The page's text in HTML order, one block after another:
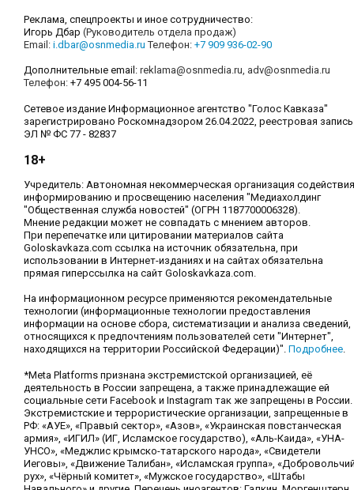
Реклама, спецпроекты и иное сотрудничество:
Игорь Дбар (Руководитель отдела продаж)
Email: i.dbar@osnmedia.ru Телефон: +7 909 936-02-90
Дополнительные email: reklama@osnmedia.ru, adv@osnmedia.ru
Телефон: +7 495 004-56-11
Сетевое издание Информационное агентство "Голос Кавказа"
зарегистрировано Роскомнадзором 26.04.2022, реестровая запись
ЭЛ № ФС 77 - 82837
18+
Учредитель: Автономная некоммерческая организация содействия
информированию и просвещению населения "Медиахолдинг
"Общественная служба новостей" (ОГРН 1187700006328).
Мнение редакции может не совпадать с мнением авторов.
При перепечатке или цитировании материалов сайта
Goloskavkaza.com ссылка на источник обязательна, при
использовании в Интернет-изданиях и на сайтах обязательна
прямая гиперссылка на сайт Goloskavkaza.com.
На информационном ресурсе применяются рекомендательные
технологии (информационные технологии предоставления
информации на основе сбора, систематизации и анализа сведений,
относящихся к предпочтениям пользователей сети "Интернет",
находящихся на территории Российской Федерации)". Подробнее.
*Meta Platforms признана экстремистской организацией, её
деятельность в России запрещена, а также принадлежащие ей
социальные сети Facebook и Instagram так же запрещены в России.
Экстремистские и террористические организации, запрещенные в
РФ: «АУЕ», «Правый сектор», «Азов», «Украинская повстанческая
армия», «ИГИЛ» (ИГ, Исламское государство), «Аль-Каида», «УНА-
УНСО», «Меджлис крымско-татарского народа», «Свидетели
Иеговы», «Движение Талибан», «Исламская группа»,
рух», «Чёрный комитет», «Мужское государство», «Штабы